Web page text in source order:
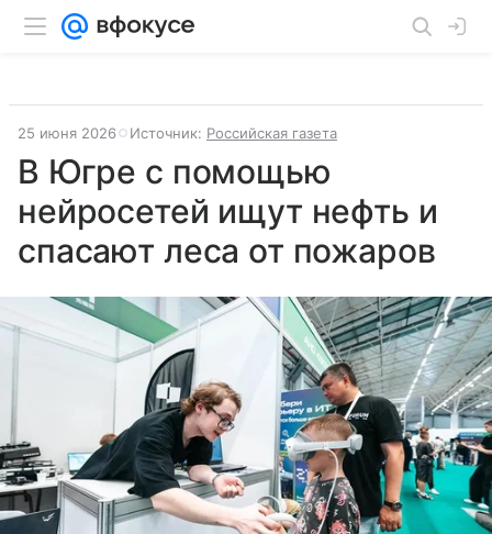
25 июня 2026 Источник: Российская газета
В Югре с помощью
нейросетей ищут нефть и
спасают леса от пожаров